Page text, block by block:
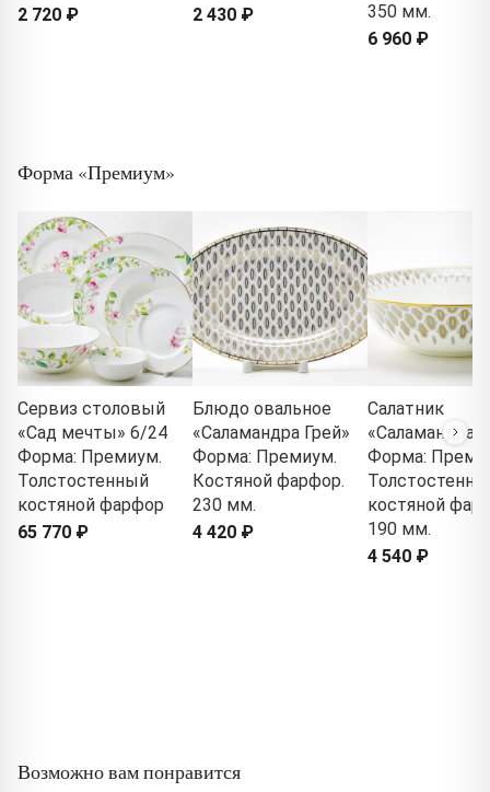
2 720 ₽
2 430 ₽
350 мм.
6 960 ₽
Форма «Премиум»
Сервиз столовый
«Сад мечты» 6/24
Форма: Премиум.
Толстостенный
костяной фарфор
65 770 ₽
Блюдо овальное
«Саламандра Грей»
Форма: Премиум.
Костяной фарфор.
230 мм.
4 420 ₽
Салатник
«Саламандра
Форма:
костяной
190 мм.
4 540 ₽
Возможно вам понравится